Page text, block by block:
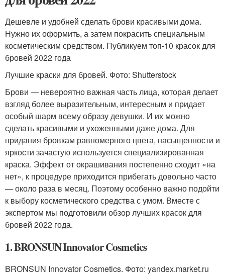
Дешевле и удобней сделать брови красивыми дома.
Нужно их оформить, а затем покрасить специальным
косметическим средством. Публикуем топ-10 красок для
бровей 2022 года
Лучшие краски для бровей. Фото: Shutterstock
Брови — невероятно важная часть лица, которая делает
взгляд более выразительным, интересным и придает
особый шарм всему образу девушки. И их можно
сделать красивыми и ухоженными даже дома. Для
придания бровкам равномерного цвета, насыщенности и
яркости зачастую используется специализированная
краска. Эффект от окрашивания постепенно сходит «на
нет», к процедуре приходится прибегать довольно часто
— около раза в месяц. Поэтому особенно важно подойти
к выбору косметического средства с умом. Вместе с
экспертом мы подготовили обзор лучших красок для
бровей 2022 года.
1. BRONSUN Innovator Cosmetics
BRONSUN Innovator Cosmetics. Фото: yandex.market.ru